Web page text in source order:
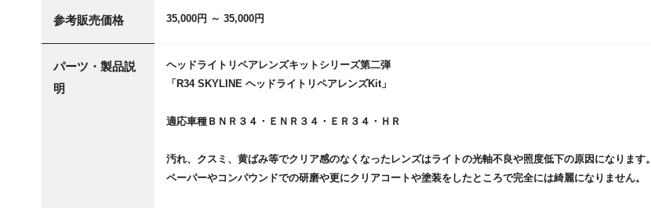
参考販売価格 35,000円 ～ 35,000円
パーツ・製品説
明
ヘッドライトリペアレンズキットシリーズ第二弾
「R34 SKYLINE ヘッドライトリペアレンズKit」
適応車種ＢＮＲ３４・ＥＮＲ３４・ＥＲ３４・ＨＲ
汚れ、クスミ、黄ばみ等でクリア感のなくなったレンズはライトの光軸不良や照度低下の原因になります。
ペーパーやコンパウンドでの研磨や更にクリアコートや塗装をしたところで完全には綺麗になりません。